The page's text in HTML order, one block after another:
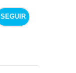
SEGUIR